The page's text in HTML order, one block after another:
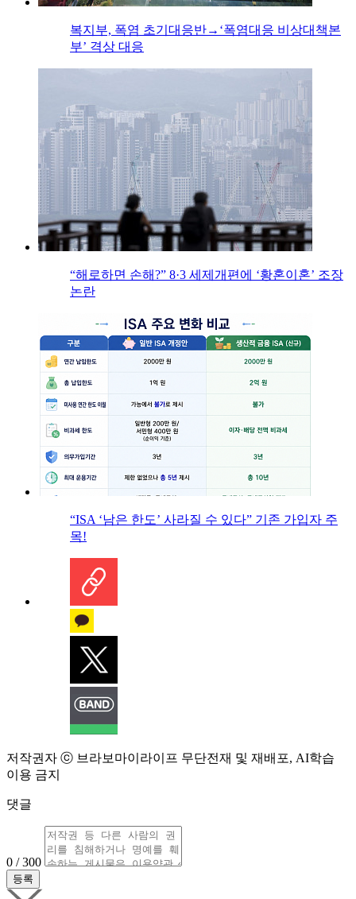
복지부, 폭염 초기대응반→‘폭염대응 비상대책본
부’ 격상 대응
“해로하면 손해?” 8·3 세제개편에 ‘황혼이혼’ 조장
논란
“ISA ‘남은 한도’ 사라질 수 있다” 기존 가입자 주
목!
저작권자 ⓒ 브라보마이라이프 무단전재 및 재배포, AI학습
이용 금지
댓글
0 / 300